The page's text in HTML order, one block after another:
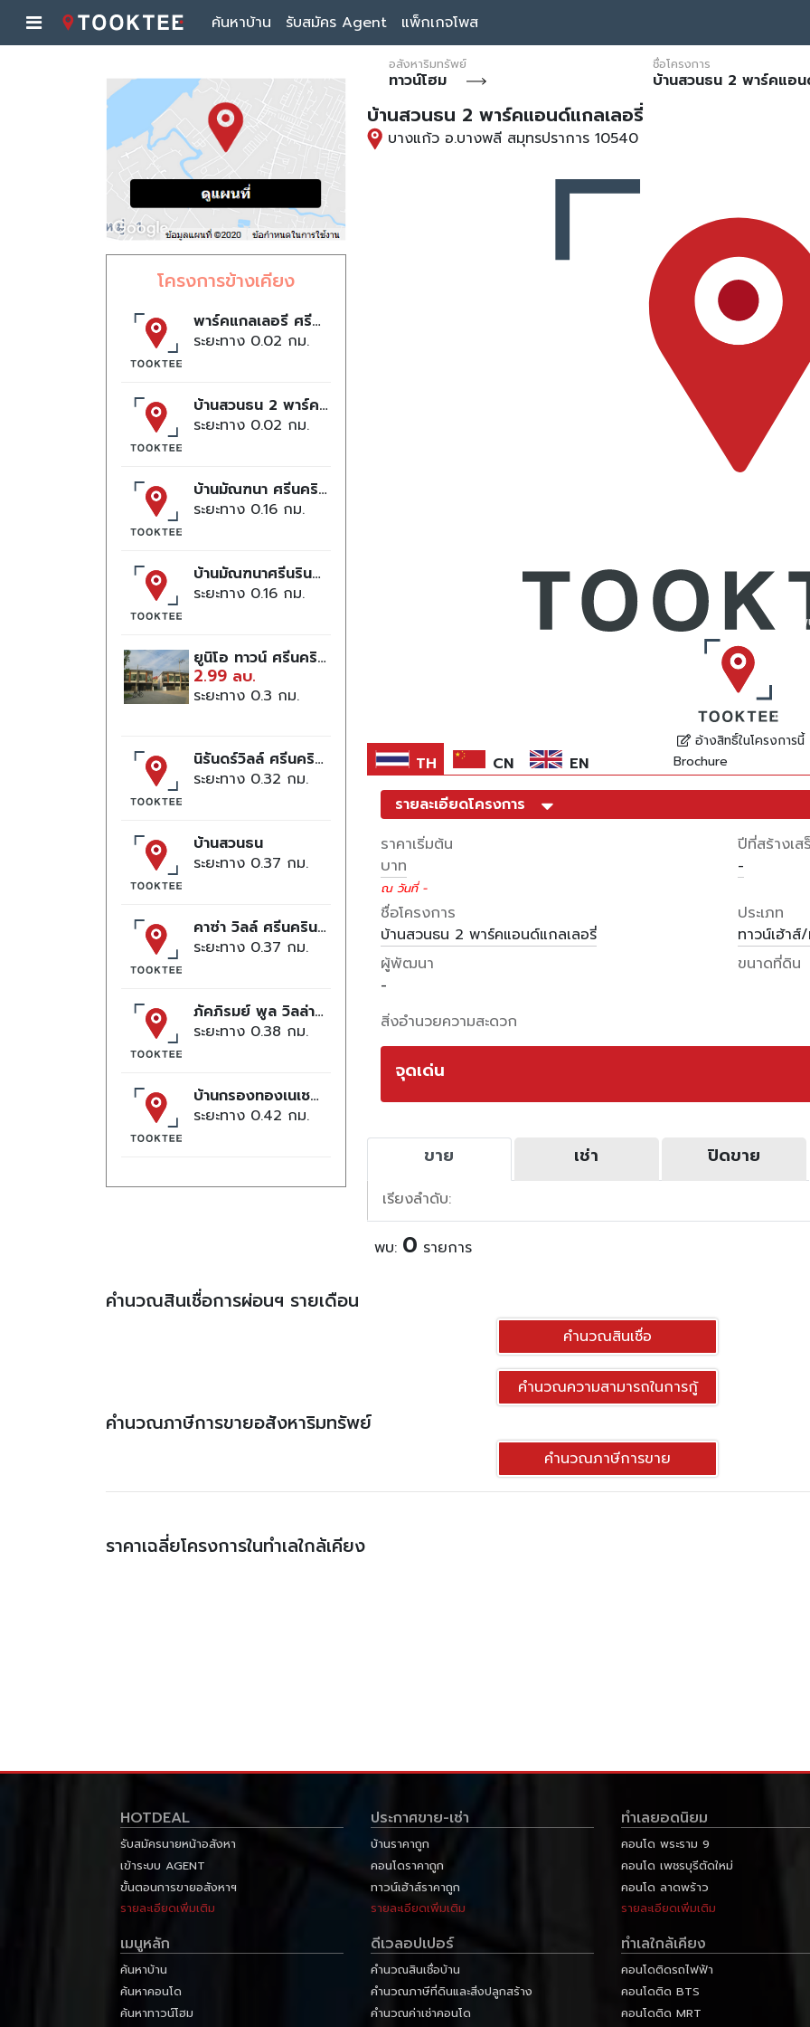
ค้นหาบ้าน รับสมัคร Agent แพ็กเกจโพส
โครงการข้างเคียง
พาร์คแกลเลอรี่ ศรีนครินทร์
ระยะทาง 0.02
บ้านสวนธน 2 พาร์คแอนด์แกลเลอรี่
ระยะทาง 0.02
บ้านมัณฑนา ศรีนครินทร์ 2
ระยะทาง 0.16
บ้านมัณฑนาศรีนรินทร์ 2
ระยะทาง 0.16
ยูนิโอ ทาวน์ ศรีนครินทร์-บางนา
2.99 ลบ.
ระยะทาง 0.3
นิรันดร์วิลล์ ศรีนครินทร์
ระยะทาง 0.32
บ้านสวนธน
ระยะทาง 0.37
คาซ่า วิลล์ ศรีนครินทร์
ระยะทาง 0.37
ภัคภิรมย์ พูล วิลล่า ซัมเมอร์
ระยะทาง 0.38
บ้านกรองทองเนเชอรัลพาร์ค
ระยะทาง 0.42
อสังหาริมทรัพย์
ทาวน์โฮม
ชื่อโครงการ
บ้านสวนธน 2 พาร์คแอน
บ้านสวนธน 2 พาร์คแอนด์แกลเลอรี่
บางแก้ว อ.บางพลี สมุทรปราการ 10540
*ภ
TH CN EN
อ้างสิทธิ์ในโครงการนี้
Brochure
รายละเอียดโครงการ
ราคาเริ่มต้น
บาท
ณ วันที่ -
ปีที่สร้างเส
-
ชื่อโครงการ
บ้านสวนธน 2 พาร์คแอนด์แกลเลอรี่
ประเภท
ทาวน์เฮ้าส์
ผู้พัฒนา
-
ขนาดที่ดิน
สิ่งอำนวยความสะดวก
จุดเด่น
ขาย เช่า ปิดขาย
เรียงลำดับ:
พบ: 0 รายการ
คำนวณสินเชื่อการผ่อนฯ รายเดือน
คำนวณสินเชื่อ
คำนวณความสามารถในการกู้
คำนวณภาษีการขายอสังหาริมทรัพย์
คำนวณภาษีการขาย
ราคาเฉลี่ยโครงการในทำเลใกล้เคียง
HOTDEAL
รับสมัครนายหน้าอสังหา
เข้าระบบ AGENT
ขั้นตอนการขายอสังหาฯ
รายละเอียดเพิ่มเติม
ประกาศขาย-เช่า
บ้านราคาถูก
คอนโดราคาถูก
ทาวน์เฮ้าส์ราคาถูก
รายละเอียดเพิ่มเติม
ทำเลยอดนิยม
คอนโด พระราม 9
คอนโด เพชรบุรีตัดใหม่
คอนโด ลาดพร้าว
รายละเอียดเพิ่มเติม
เมนูหลัก
ค้นหาบ้าน
ค้นหาคอนโด
ค้นหาทาวน์โฮม
ดีเวลอปเปอร์
คำนวณสินเชื่อบ้าน
คำนวณภาษีที่ดินและสิ่งปลูกสร้าง
คำนวณค่าเช่าคอนโด
ทำเลใกล้เคียง
คอนโดติดรถไฟฟ้า
คอนโดติด BTS
คอนโดติด MRT